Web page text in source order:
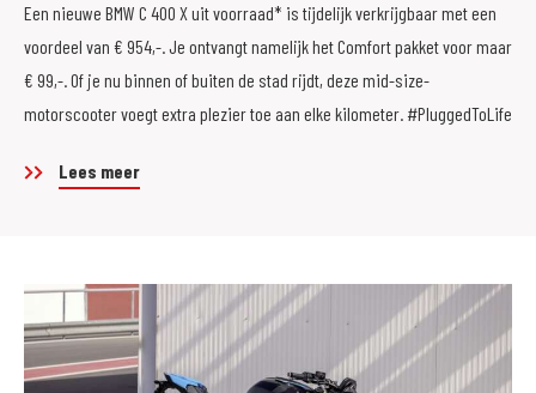
Een nieuwe BMW C 400 X uit voorraad* is tijdelijk verkrijgbaar met een
voordeel van € 954,-. Je ontvangt namelijk het Comfort pakket voor maar
€ 99,-. Of je nu binnen of buiten de stad rijdt, deze mid-size-
motorscooter voegt extra plezier toe aan elke kilometer. #PluggedToLife
Lees meer